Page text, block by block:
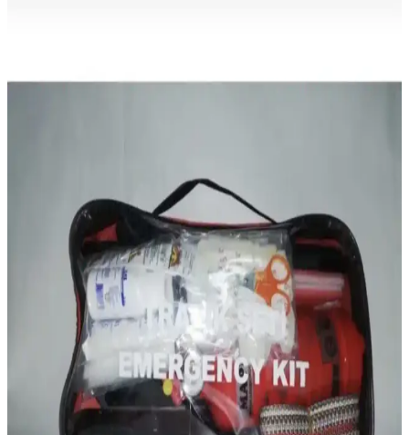
ArWears SoftShell 4 Mevsim Motorsiklet Montu, su ve rüzgar
geçirmez yapısı, CE onaylı korumaları ve şık tasarımıyla güvenli ve
konforlu sürüşler sunar. Günlük ve spor kullanım için uygun,
dayanıklı ve estetik bir seçenek.
Prosev 104 Black King Motosiklet Montu Güçlü ve
Güvenli Sürüş İçin Tasarlandı
Prosev 104 Black King motosiklet montu, yüksek dayanıklılık,
koruma ve konfor sağlayan tasarımıyla güvenli sürüş deneyimi
sunar, reflektör detayları ve çok fonksiyonlu cepleriyle öne çıkar.
Ysf WorkWear Rüzgar Geçirmez ve Soğuk Hava
Motorcu Montu İnceleme ve Özellikleri